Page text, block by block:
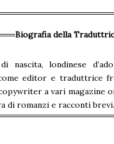
Biografia della
nascita, londinese
editor e traduttrice
a vari magazine
di romanzi e racconti brevi.